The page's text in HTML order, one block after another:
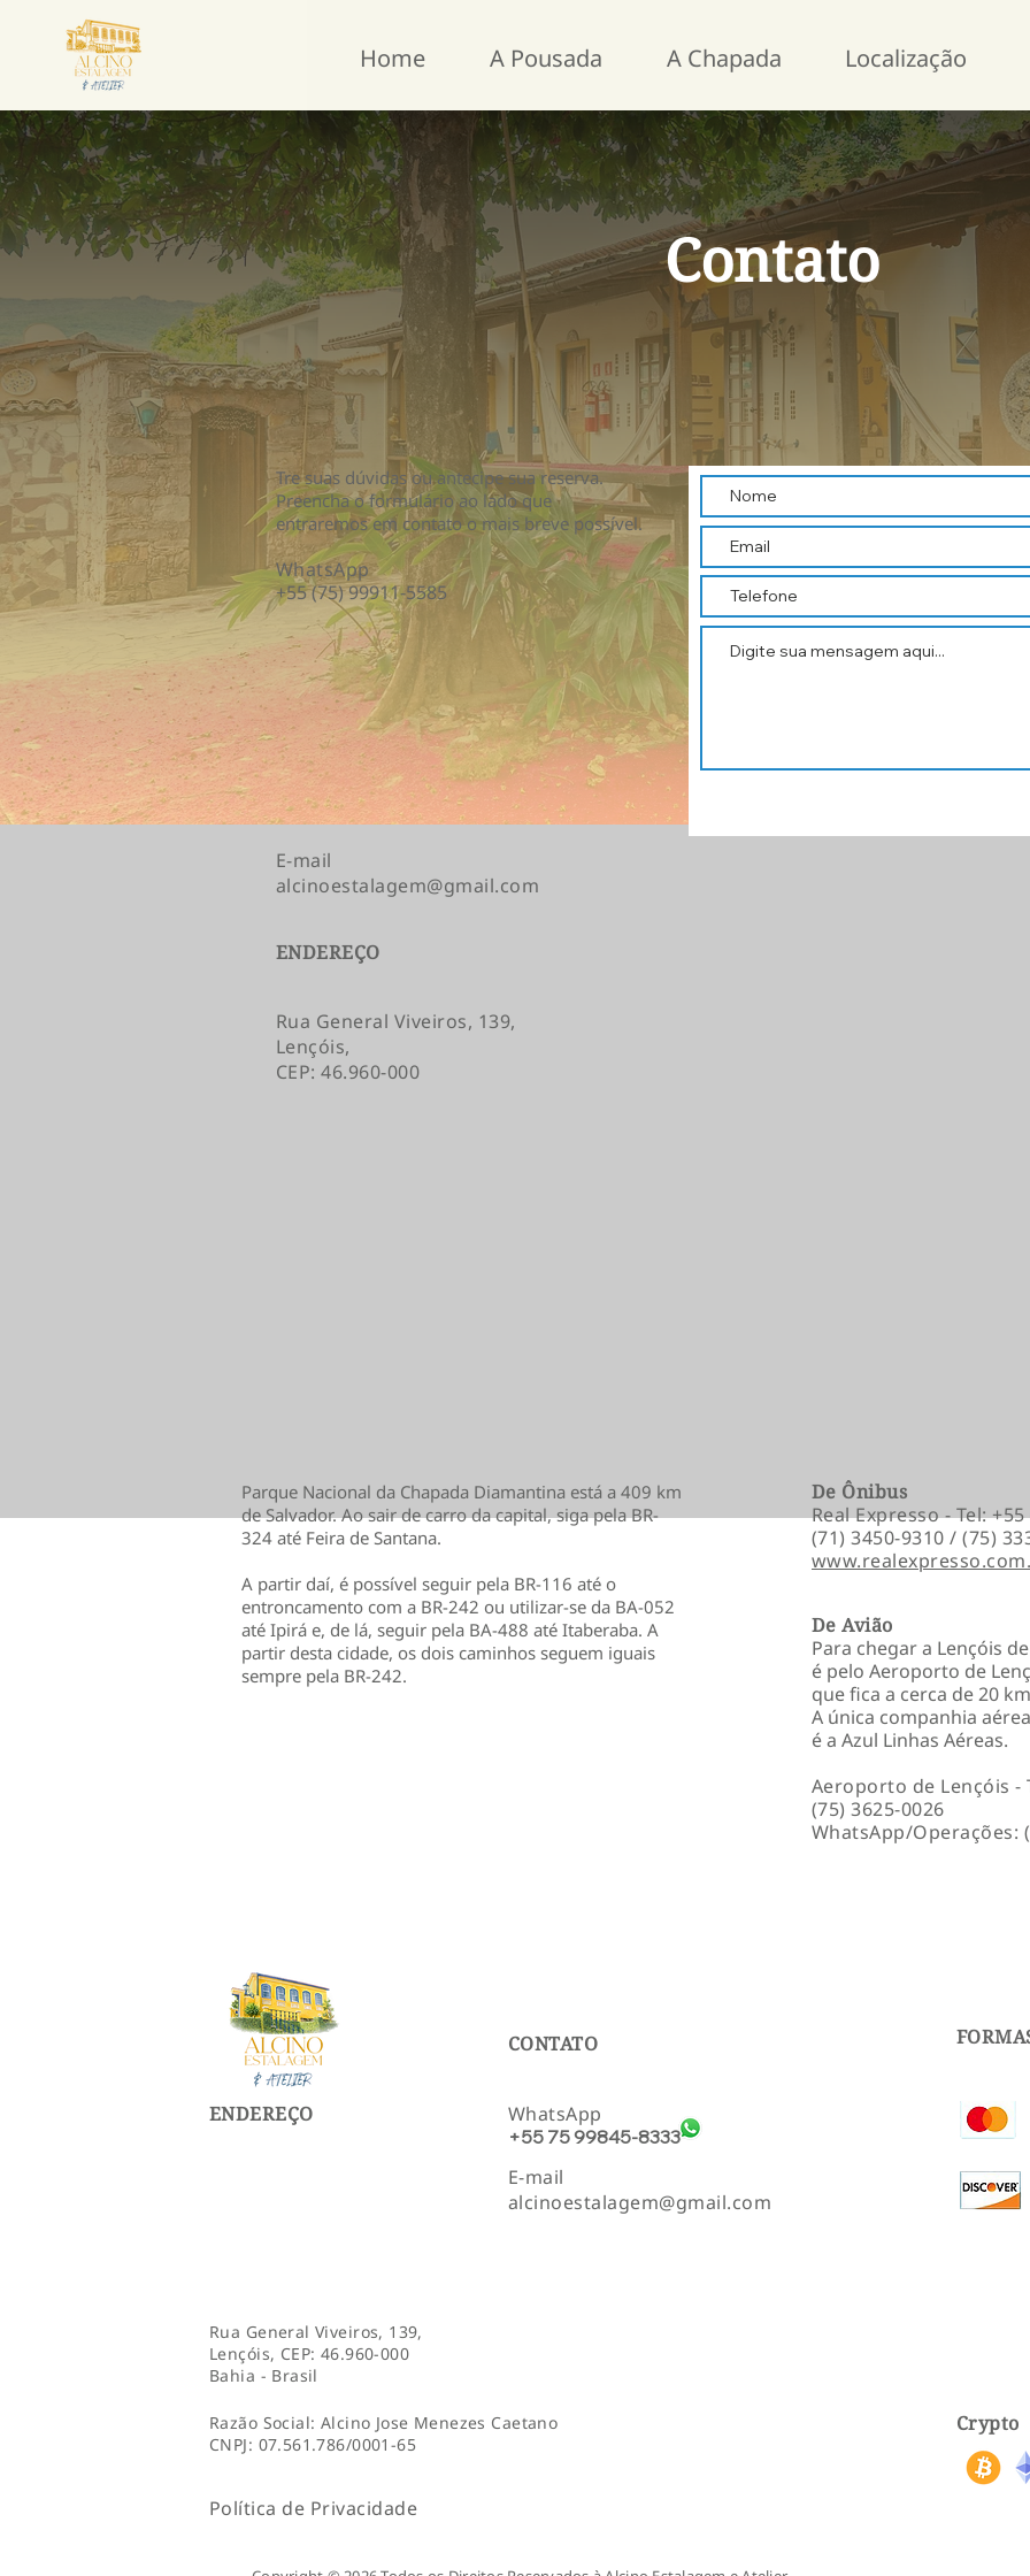
Home A Pousada A Chapada Localização
Contato
Tre suas dúvidas ou antecipe sua reserva.
Preencha o formulário ao lado que
entraremos em contato o mais breve possível.
WhatsApp
+55 (75) 99911-5585
E-mail
alcinoestalagem@gmail.com
ENDEREÇO
Rua General Viveiros, 139,
Lençóis,
CEP: 46.960-000
Parque Nacional da Chapada Diamantina está a 409 km
de Salvador. Ao sair de carro da capital, siga pela BR-
324 até Feira de Santana.
A partir daí, é possível seguir pela BR-116 até o
entroncamento com a BR-242 ou utilizar-se da BA-052
até Ipirá e, de lá, seguir pela BA-488 até Itaberaba. A
partir desta cidade, os dois caminhos seguem iguais
sempre pela BR-242.
De Ônibus
Real Expresso - Tel:
(71) 3450-9310 / (75)
De Avião
Para chegar a Lençóis
é pelo Aeroporto de
que fica a cerca de 20
A única companhia
é a Azul Linhas Aéreas.
Aeroporto de Lençóis -
(75) 3625-0026
WhatsApp/Operações:
ENDEREÇO
CONTATO
WhatsApp
+55 75 99845-8333
E-mail
alcinoestalagem@gmail.com
Rua General Viveiros, 139,
Lençóis, CEP: 46.960-000
Bahia - Brasil
Razão Social: Alcino Jose Menezes Caetano
CNPJ: 07.561.786/0001-65
Crypto
Política de Privacidade